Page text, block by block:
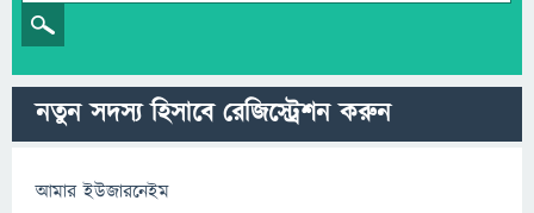
নতুন সদস্য হিসাবে রেজিস্ট্রেশন করুন
আমার ইউজারনেইম